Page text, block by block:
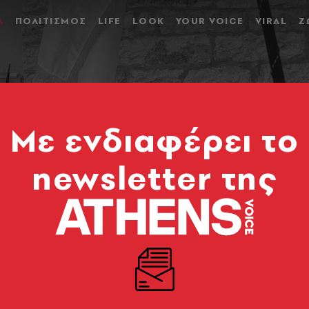
ΠΟΛΙΤΙΣΜΟΣ LIFE LOOK YOUR VOICE VIRAL
Mε ενδιαφέρει το
newsletter της